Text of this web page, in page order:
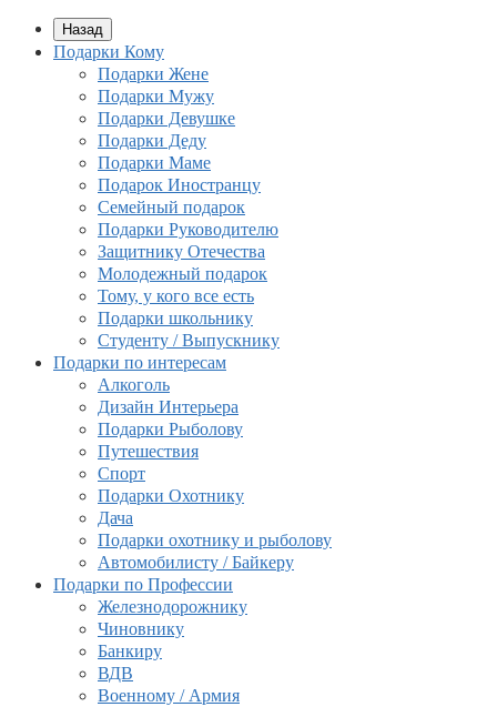
Назад
Подарки Кому
Подарки Жене
Подарки Мужу
Подарки Девушке
Подарки Деду
Подарки Маме
Подарок Иностранцу
Семейный подарок
Подарки Руководителю
Защитнику Отечества
Молодежный подарок
Тому, у кого все есть
Подарки школьнику
Студенту / Выпускнику
Подарки по интересам
Алкоголь
Дизайн Интерьера
Подарки Рыболову
Путешествия
Спорт
Подарки Охотнику
Дача
Подарки охотнику и рыболову
Автомобилисту / Байкеру
Подарки по Профессии
Железнодорожнику
Чиновнику
Банкиру
ВДВ
Военному / Армия